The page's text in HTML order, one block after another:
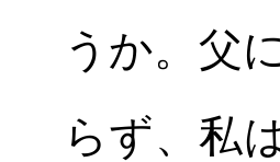
うか。父
らず、私